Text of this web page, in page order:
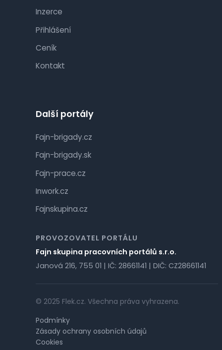
Inzerce
Přihlášení
Ceník
Kontakt
Další portály
Fajn-brigady.cz
Fajn-brigady.sk
Fajn-prace.cz
Inwork.cz
Fajnskupina.cz
PROVOZOVATEL PORTÁLU
Fajn skupina pracovních portálů s.r.o.
Janová 216, 755 01 | IČ: 28661141 | DIČ: CZ28661141
© 2025 Flek.cz. Všechna práva vyhrazena.
Podmínky
Zásady ochrany osobních údajů
Cookies